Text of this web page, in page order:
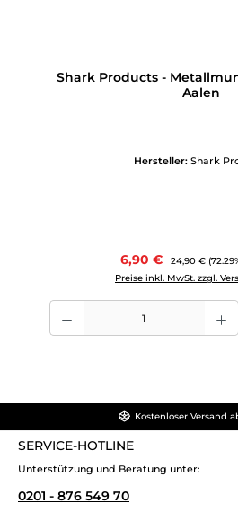
Shark Products -
Aalen
Hersteller: Shark
Verkaufspreis:
6,90 € Regulärer
24,90 €
Preise inkl. MwSt. zzgl.
Produkt Anzahl: Gib den
Kostenloser Versand
SERVICE-HOTLINE
Unterstützung und Beratung unter:
0201 - 876 549 70